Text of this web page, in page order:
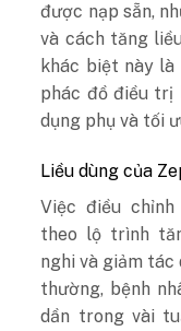
được nạp sẵn,
và cách tăng
khác biệt này
phác đồ điều trị
dụng phụ và tối
Liều dùng của
Việc điều
theo lộ trình
nghi và giảm tác
thường, bệnh
dần trong vài